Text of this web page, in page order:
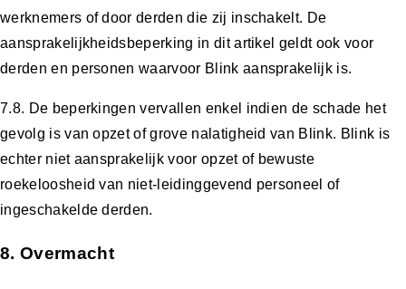
werknemers of door derden die zij inschakelt. De
aansprakelijkheidsbeperking in dit artikel geldt ook voor
derden en personen waarvoor Blink aansprakelijk is.
7.8. De beperkingen vervallen enkel indien de schade het
gevolg is van opzet of grove nalatigheid van Blink. Blink is
echter niet aansprakelijk voor opzet of bewuste
roekeloosheid van niet-leidinggevend personeel of
ingeschakelde derden.
8. Overmacht